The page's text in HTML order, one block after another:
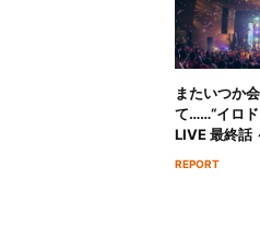
またいつか
て……“イロ
LIVE 最終話
REPORT